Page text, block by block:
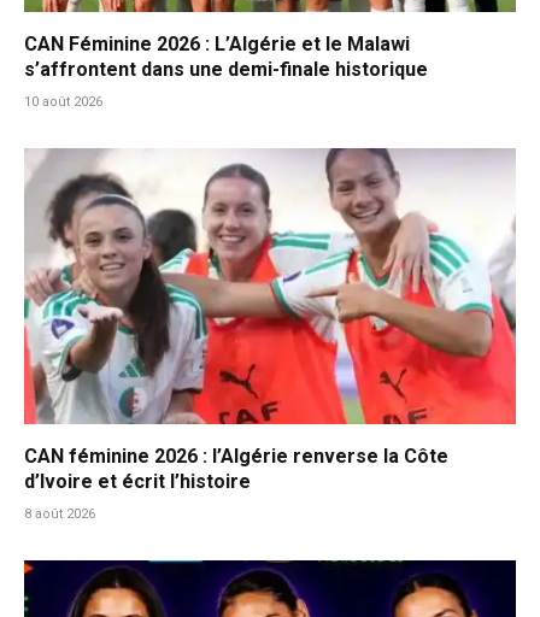
CAN Féminine 2026 : L’Algérie et le Malawi
s’affrontent dans une demi-finale historique
10 août 2026
CAN féminine 2026 : l’Algérie renverse la Côte
d’Ivoire et écrit l’histoire
8 août 2026